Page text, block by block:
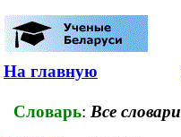
На главную
Словарь: Все словари